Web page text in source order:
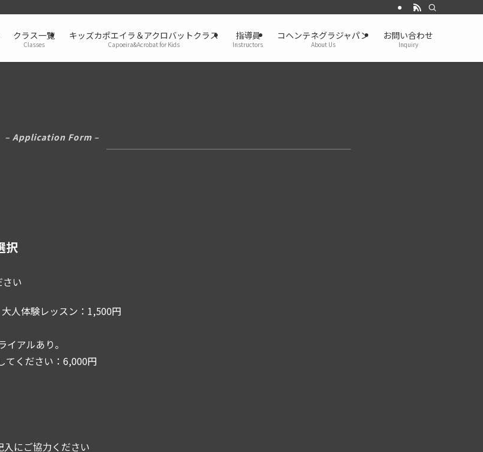
クラス一覧
Classes
キッズカポエイラ＆アクロバットクラス
Capoeira&Acrobat for Kids
指導員
Instructors
コヘンテネグラジャパン
About Us
お問い合わせ
Inquiry
– Application Form –
択
さい
人体験レッスン：1,500円
アルあり。
てください：6,000円
入にご協力ください